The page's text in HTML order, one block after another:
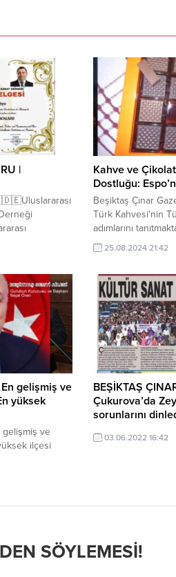
|
ve kültür-
geniş kitlelere
Murat Topçu,
temsil etmek
bu önemli
sanatsal...
Kahve ve
Dostluğu:
Beşiktaş Çınar
Türk Kahvesi’nin
adımlarını
duyduk. Adanalı
distribütörlüğü
internet
yerini aldı. Bu
kurduğumuz
olarak bize önce
25.08.2024 21:42
En gelişmiş ve
yüksek
gelişmiş ve
ilçesi
var, Ne
hayırlı
AİLESİ
BEŞİKTAŞ
Çukurova’da
sorunlarını
03.06.2022 16:42
SÖYLEMESİ!